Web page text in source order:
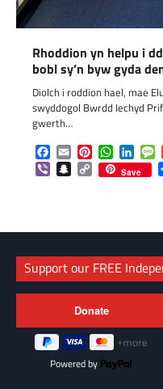
Rhoddion yn helpu i
bobl sy’n byw gyda
Diolch i roddion hael, mae
swyddogol Bwrdd Iechyd
gwerth…
Facebook
EmailPinterest
ViberSnapchat
Copy
Link
Save
Support our FREE
Powered by